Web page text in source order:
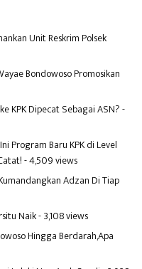
Unit Reskrim Polsek
Bondowoso Promosikan
KPK Dipecat Sebagai ASN?-
Program Baru KPK di Level
- 4,509 views
Adzan Di Tiap
Naik- 3,108 views
Hingga Berdarah,Apa